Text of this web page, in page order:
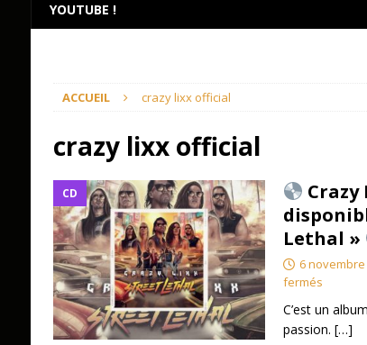
YOUTUBE !
ACCUEIL crazy lixx official
crazy lixx official
CD
Crazy
Lethal »
6 novembre
fermés
C’est un
passion. […]